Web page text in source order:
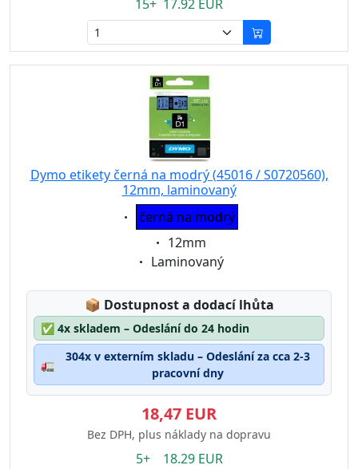
15+ 17.92 EUR
Dymo etikety černá na modrý (45016 / S0720560),
12mm, laminovaný
Eigenschaft:
černá na modrý
Eigenschaft:
12mm
Eigenschaft:
Laminovaný
📦 Lagerstatus:
Dostupnost a dodací lhůta
✅ 4x skladem – Odeslání do 24 hodin
🚛
304x v externím skladu – Odeslání za cca 2-3
pracovní dny
18,47 EUR
Bez DPH, plus náklady na dopravu
5+ 18.29 EUR